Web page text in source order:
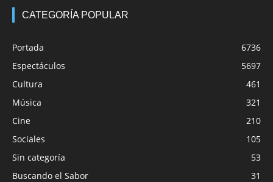
CATEGORÍA POPULAR
Portada
6736
Espectáculos
5697
Cultura
461
Música
321
Cine
210
Sociales
105
Sin categoría
53
Buscando el Sabor
31